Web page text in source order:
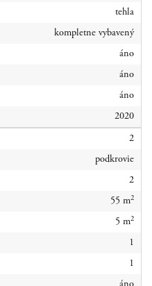
tehla
kompletne vybavený
áno
áno
áno
2020
2
podkrovie
2
55 m2
5 m2
1
1